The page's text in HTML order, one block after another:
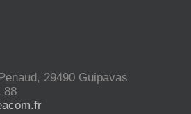
29490 Guipavas
88